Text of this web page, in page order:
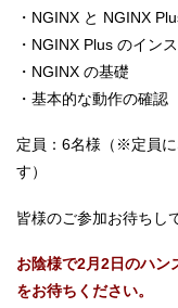
・NGINX と NGINX
・NGINX Plus のイン
・NGINX の基礎
・基本的な動作の確認
定員：6名様（※定員
す）
皆様のご参加お待ちし
お陰様で2月2日のハン
をお待ちください。